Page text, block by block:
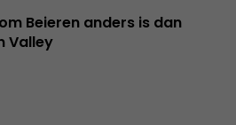
Beieren anders is dan
Valley